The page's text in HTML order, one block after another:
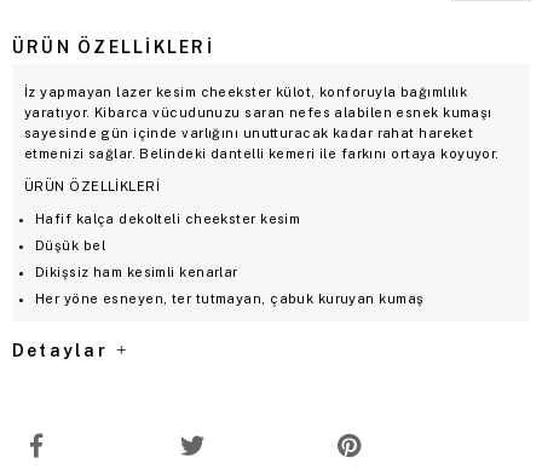
ÜRÜN ÖZELLIKLERI
İz yapmayan lazer kesim cheekster külot, konforuyla bağımlılık
yaratıyor. Kibarca vücudunuzu saran nefes alabilen esnek kumaşı
sayesinde gün içinde varlığını unutturacak kadar rahat hareket
etmenizi sağlar. Belindeki dantelli kemeri ile farkını ortaya koyuyor.
ÜRÜN ÖZELLİKLERİ
Hafif kalça dekolteli cheekster kesim
Düşük bel
Dikişsiz ham kesimli kenarlar
Her yöne esneyen, ter tutmayan, çabuk kuruyan kumaş
Detaylar